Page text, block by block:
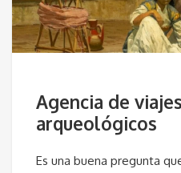
Agencia de
arqueológicos
Es una buena pregunta